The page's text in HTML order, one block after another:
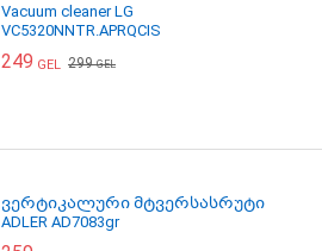
Vacuum cleaner LG
VC5320NNTR.APRQCIS
249 GEL 299GEL
ვერტიკალური მტვერსასრუტი
ADLER AD7083gr